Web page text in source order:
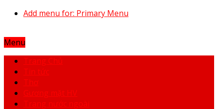
Add menu for: Primary Menu
Menu
Trang Chủ
Tin tức
Thơ
Gương mặt HV
Trang nước ngoài